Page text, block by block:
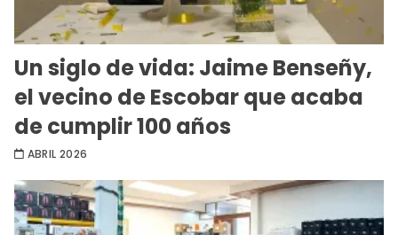
Un siglo de vida: Jaime Benseñy,
el vecino de Escobar que acaba
de cumplir 100 años
ABRIL 2026